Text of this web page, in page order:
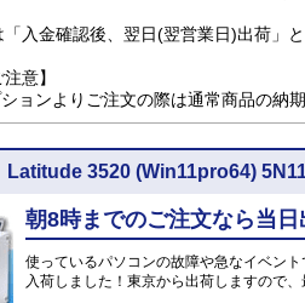
入金確認後、翌日(翌営業日)出荷」と
意】
ョンよりご注文の際は通常商品の納
Latitude 3520 (Win11pro64)
朝8時までのご注文なら当
使っているパソコンの故障や急なイベン
入荷しました！東京から出荷しますので、